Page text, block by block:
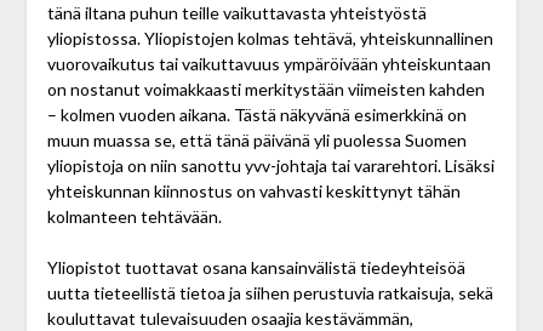
tänä iltana puhun teille vaikuttavasta yhteistyöstä
yliopistossa. Yliopistojen kolmas tehtävä, yhteiskunnallinen
vuorovaikutus tai vaikuttavuus ympäröivään yhteis­kuntaan
on nostanut voimakkaasti merkitystään viimeisten kahden
– kolmen vuoden aikana. Tästä näkyvänä esimerkkinä on
muun muassa se, että tänä päivänä yli puolessa Suomen
yliopistoja on niin sanottu yvv-johtaja tai vararehtori. Lisäksi
yhteiskunnan kiinnostus on vahvasti keskittynyt tähän
kolmanteen tehtävään.
Yliopistot tuottavat osana kansainvälistä tiede­yhteisöä
uutta tieteellistä tietoa ja siihen perustuvia ratkaisuja, sekä
kouluttavat tulevaisuuden osaajia kestä­vämmän,